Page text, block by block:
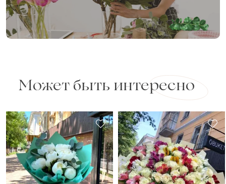
Может быть интересно